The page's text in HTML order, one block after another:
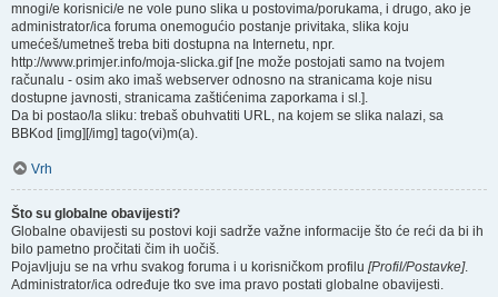
mnogi/e korisnici/e ne vole puno slika u postovima/porukama, i drugo, ako je
administrator/ica foruma onemogućio postanje privitaka, slika koju
umećeš/umetneš treba biti dostupna na Internetu, npr.
http://www.primjer.info/moja-slicka.gif [ne može postojati samo na tvojem
računalu - osim ako imaš webserver odnosno na stranicama koje nisu
dostupne javnosti, stranicama zaštićenima zaporkama i sl.].
Da bi postao/la sliku: trebaš obuhvatiti URL, na kojem se slika nalazi, sa
BBKod [img][/img] tago(vi)m(a).
Vrh
Što su globalne obavijesti?
Globalne obavijesti su postovi koji sadrže važne informacije što će reći da bi ih
bilo pametno pročitati čim ih uočiš.
Pojavljuju se na vrhu svakog foruma i u korisničkom profilu [Profil/Postavke].
Administrator/ica određuje tko sve ima pravo postati globalne obavijesti.